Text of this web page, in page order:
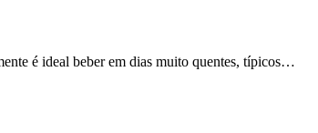
é ideal beber em dias muito quentes, típicos…